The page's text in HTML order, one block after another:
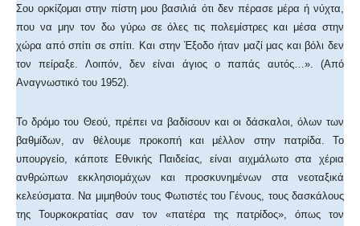
Σου ορκίζομαι στην πίστη μου βασιλιά ότι δεν πέρασε μέρα ή νύχτα,
που να μην τον δω γύρω σε όλες τις πολεμίστρες και μέσα στην
χώρα από σπίτι σε σπίτι. Και στην Έξοδο ήταν μαζί μας και βόλι δεν
τον πείραξε. Λοιπόν, δεν είναι άγιος ο παπάς αυτός…». (Από
Αναγνωστικό του 1952).
Το δρόμο του Θεού, πρέπει να βαδίσουν και οι δάσκαλοι, όλων των
βαθμίδων, αν θέλουμε προκοπή και μέλλον στην πατρίδα. Το
υπουργείο, κάποτε Εθνικής Παιδείας, είναι αιχμάλωτο στα χέρια
ανθρώπων εκκλησιομάχων και προσκυνημένων στα νεοταξικά
κελεύσματα. Να μιμηθούν τους Φωτιστές του Γένους, τους δασκάλους
της Τουρκοκρατίας σαν τον «πατέρα της πατρίδος», όπως τον